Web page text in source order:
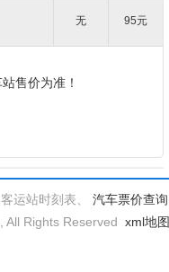
无 95元
售价为准！
,客运站时刻表、
汽车票价查询
Rights Reserved xml地图